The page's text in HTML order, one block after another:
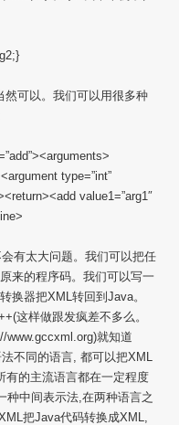
可以。我们可以用很多种
type=”int”
value1=”arg1″
有太大问题。我们可以把任
来的程序码。我们可以写一
换器把XML转回到Java。
这样做跟发疯差不多么。
www.gccxml.org)就知道
不同的语言, 都可以把XML
有的主流语言都在一定程度
种中间表示法,在两种语言之
把Java代码转换成XML,